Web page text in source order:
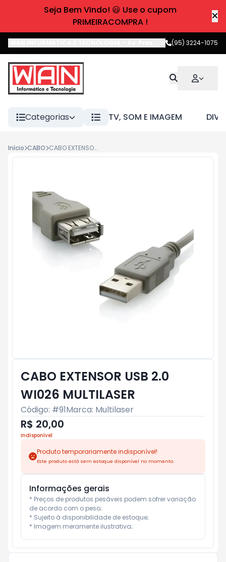
Seja Bem Vindo! 😃 Use o cupom
PRIMEIRACOMPRA !
Av. Pres. Castelo Branco,Boa
(95) 3224-1075
Categorias TV, SOM E IMAGEM
Início CABO CABO EXTENSOR USB 2.0 WI026 MULTILASER
CABO EXTENSOR USB 2.0
WI026 MULTILASER
Código: #91Marca: Multilaser
R$ 20,00
Indisponível
Produto temporariamente indisponível!
Este produto está sem estoque disponível no momento.
Informações gerais
* Preços de produtos pesáveis podem sofrer variação
de acordo com o peso;
* Sujeito à disponibilidade de estoque;
* Imagem meramente ilustrativa;